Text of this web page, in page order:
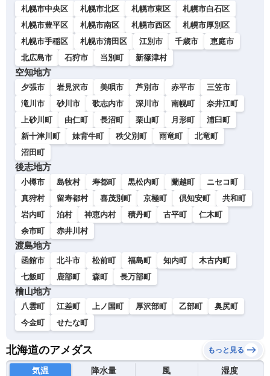
札幌市中央区 札幌市北区 札幌市東区
札幌市白石区
札幌市豊平区
札幌市南区 札幌市西区
札幌市厚別区
札幌市手稲区
札幌市清田区 江別市 千歳市
恵庭市
北広島市
石狩市 当別町 新篠津村
空知地方
夕張市 岩見沢市 美唄市 芦別市 赤平市
三笠市
滝川市
砂川市 歌志内市 深川市 南幌町
奈井江町
上砂川町
由仁町 長沼町 栗山町 月形町
浦臼町
新十津川町
妹背牛町 秩父別町 雨竜町
北竜町
沼田町
後志地方
小樽市 島牧村 寿都町 黒松内町 蘭越町
ニセコ町
真狩村
留寿都村 喜茂別町 京極町 倶知安町
共和町
岩内町
泊村 神恵内村 積丹町 古平町
仁木町
余市町
赤井川村
渡島地方
函館市 北斗市 松前町 福島町 知内町
木古内町
七飯町
鹿部町 森町 長万部町
檜山地方
八雲町 江差町 上ノ国町 厚沢部町 乙部町
奥尻町
今金町
せたな町
北海道のアメダス もっと見る
気温 降水量 風 湿度